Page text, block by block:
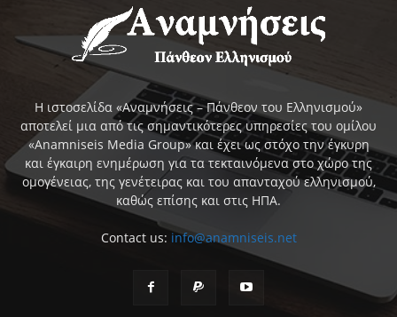
Η ιστοσελίδα «Αναμνήσεις – Πάνθεον του Ελληνισμού»
αποτελεί μια από τις σημαντικότερες υπηρεσίες του ομίλου
«Anamniseis Media Group» και έχει ως στόχο την έγκυρη
και έγκαιρη ενημέρωση για τα τεκταινόμενα στο χώρο της
ομογένειας, της γενέτειρας και του απανταχού ελληνισμού,
καθώς επίσης και στις ΗΠΑ.
Contact us: info@anamniseis.net